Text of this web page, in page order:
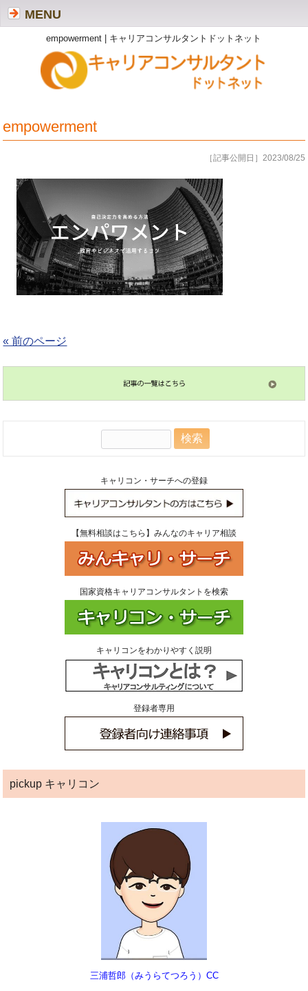
empowerment | キャリアコンサルタントドットネット
MENU
empowerment
［記事公開日］2023/08/25
« 前のページ
キャリコン・サーチへの登録
【無料相談はこちら】みんなのキャリア相談
国家資格キャリアコンサルタントを検索
キャリコンをわかりやすく説明
登録者専用
pickup キャリコン
三浦哲郎（みうらてつろう）CC